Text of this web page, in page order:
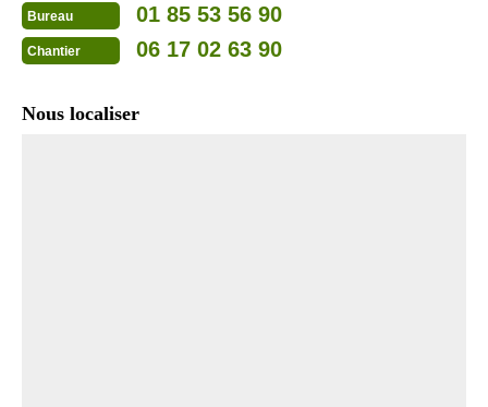
Bureau 01 85 53 56 90
Chantier 06 17 02 63 90
Nous localiser